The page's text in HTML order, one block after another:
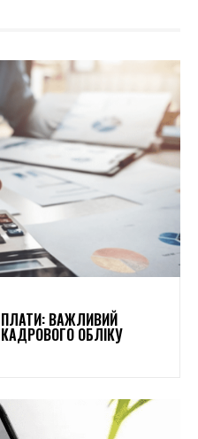
ПЛАТИ: ВАЖЛИВИЙ
ОБЛІКУ